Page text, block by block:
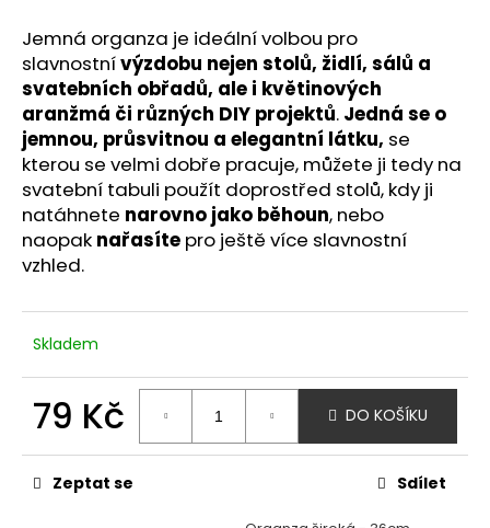
Jemná organza je ideální volbou pro
slavnostnívýzdobu nejen stolů, židlí, sálů a
svatebních obřadů, ale i květinových
aranžmá či různých DIY projektů. Jedná se o
jemnou, průsvitnou a elegantní látku, se
kterou se velmi dobře pracuje, můžete ji tedy na
svatební tabuli použít doprostřed stolů, kdy ji
natáhnete narovno jako běhoun, nebo
naopak nařasíte pro ještě více slavnostní
vzhled.
Skladem
79 Kč
cena:
DO KOŠÍKU
Zeptat se Sdílet